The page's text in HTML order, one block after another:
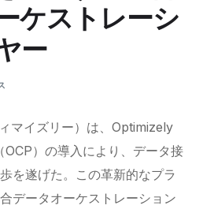
ケストレーシ
ー
マイズリー）は、Optimizely
）の導入により、データ接
を遂げた。この革新的なプラ
データオーケストレーション